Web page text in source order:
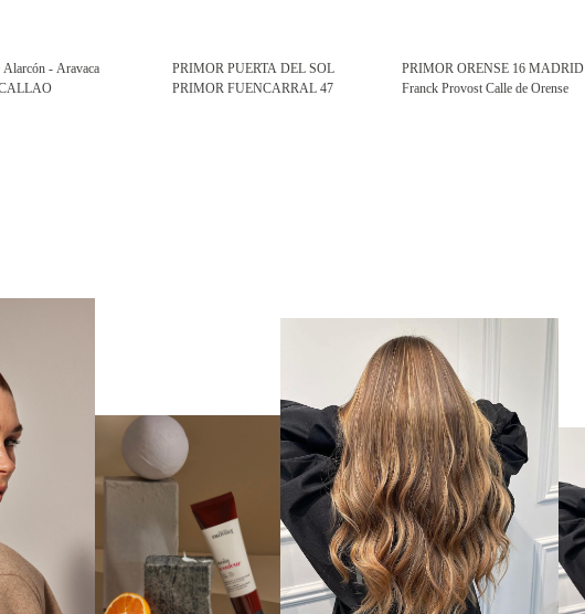
Alarcón - Aravaca
PRIMOR PUERTA DEL SOL
PRIMOR FUENCARRAL 47
PRIMOR ORENSE 16 MADRID
Franck Provost Calle de Orense